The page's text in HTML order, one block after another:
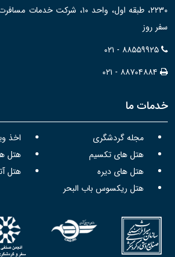
۲۲۳۰، طبقه اول، واحد ۱۰، شرکت
سفر روز
۰۲۱ - ۸۸۵۵۹۹۲۵
۰۲۱ - ۸۸۷۰۴۸۸۴
خدمات ما
مجله گردشگری
اخذ
هتل های تکسیم
هتل
هتل های دیره
هتل
هتل ریکسوس باب البحر